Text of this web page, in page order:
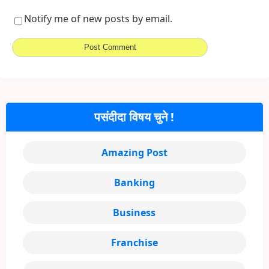
Notify me of new posts by email.
पसंदीदा विषय चुने !
Amazing Post
Banking
Business
Franchise